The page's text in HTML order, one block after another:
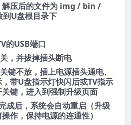
解压后的文件为 img / bin /
U盘根目录下
的USB端口
，并拔掉插头断电
键不放，插上电源插头通电、
带U盘指示灯快闪后或TV指示
键，进入到强制升级页面
成后，系统会自动重启（升级
作，保持电源的连通性）